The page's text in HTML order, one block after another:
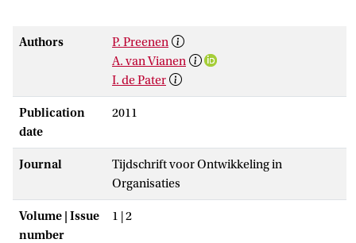
Authors
P. Preenen
A. van Vianen
I. de Pater
Publication
date
2011
Journal
Tijdschrift voor Ontwikkeling in
Organisaties
Volume | Issue
number
1 | 2